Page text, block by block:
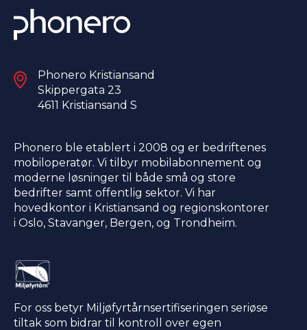
Phonero Kristiansand
Skippergata 23
4611 Kristiansand S​
Phonero ble etablert i 2008 og er bedriftenes
mobiloperatør. Vi tilbyr mobilabonnement og
moderne løsninger til både små og store
bedrifter samt offentlig sektor. Vi har
hovedkontor i Kristiansand og regionskontorer
i Oslo, Stavanger, Bergen, og Trondheim.
For oss betyr Miljøfyrtårnsertifiseringen seriøse
tiltak som bidrar til kontroll over egen